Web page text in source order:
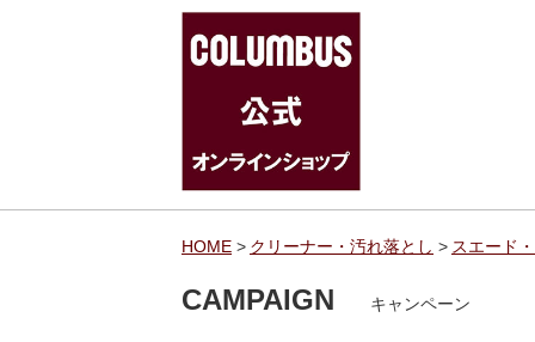
HOME クリーナー・汚れ落とし スエード
CAMPAIGN キャンペーン